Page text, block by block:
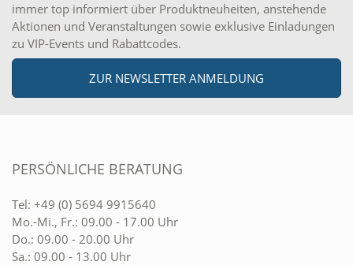
immer top informiert über Produktneuheiten, anstehende
Aktionen und Veranstaltungen sowie exklusive Einladungen
zu VIP-Events und Rabattcodes.
ZUR NEWSLETTER ANMELDUNG
PERSÖNLICHE BERATUNG
Tel: +49 (0) 5694 9915640
Mo.-Mi., Fr.: 09.00 - 17.00 Uhr
Do.: 09.00 - 20.00 Uhr
Sa.: 09.00 - 13.00 Uhr